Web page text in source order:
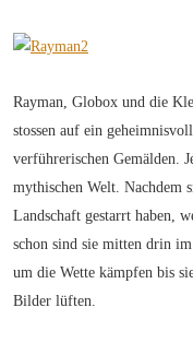
Rayman, Globox und die
stossen auf ein
verführerischen Gemälden.
mythischen Welt. Nachdem
Landschaft gestarrt haben,
schon sind sie mitten drin
um die Wette kämpfen bis
Bilder lüften.